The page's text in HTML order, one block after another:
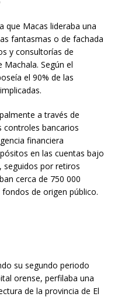
que Macas lideraba una
fantasmas o de fachada
y consultorías de
Según el
el 90% de las
a través de
controles bancarios
financiera
en las cuentas bajo
seguidos por retiros
cerca de 750 000
de origen público.
su segundo periodo
orense, perfilaba una
de la provincia de El